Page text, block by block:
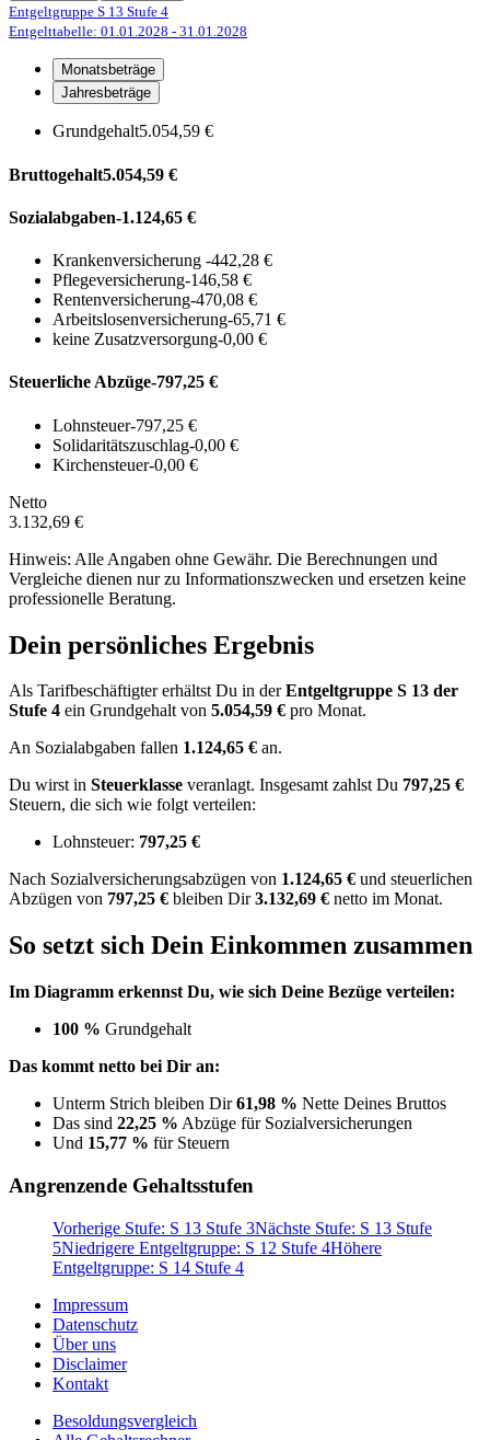
Entgeltgruppe S 13 Stufe 4
Entgelttabelle: 01.01.2028 - 31.01.2028
Monatsbeträge
Jahresbeträge
Grundgehalt5.054,59 €
Bruttogehalt5.054,59 €
Sozialabgaben-1.124,65 €
Krankenversicherung -442,28 €
Pflegeversicherung-146,58 €
Rentenversicherung-470,08 €
Arbeitslosenversicherung-65,71 €
keine Zusatzversorgung-0,00 €
Steuerliche Abzüge-797,25 €
Lohnsteuer-797,25 €
Solidaritätszuschlag-0,00 €
Kirchensteuer-0,00 €
Netto
3.132,69 €
Hinweis: Alle Angaben ohne Gewähr. Die Berechnungen und
Vergleiche dienen nur zu Informationszwecken und ersetzen keine
professionelle Beratung.
Dein persönliches Ergebnis
Als Tarifbeschäftigter erhältst Du in derEntgeltgruppe S 13 der
Stufe 4 ein Grundgehalt von 5.054,59 € pro Monat.
An Sozialabgaben fallen 1.124,65 € an.
Du wirst in Steuerklasse veranlagt. Insgesamt zahlst Du 797,25 €
Steuern, die sich wie folgt verteilen:
Lohnsteuer: 797,25 €
Nach Sozialversicherungsabzügen von 1.124,65 € und steuerlichen
Abzügen von 797,25 € bleiben Dir3.132,69 € netto im Monat.
So setzt sich Dein Einkommen zusammen
Im Diagramm erkennst Du, wie sich Deine Bezüge verteilen:
100 % Grundgehalt
Das kommt netto bei Dir an:
Unterm Strich bleiben Dir61,98 % Nette Deines Bruttos
Das sind 22,25 % Abzüge für Sozialversicherungen
Und 15,77 % für Steuern
Angrenzende Gehaltsstufen
Vorherige Stufe: S 13 Stufe 3Nächste Stufe: S 13 Stufe
5Niedrigere Entgeltgruppe: S 12 Stufe 4Höhere
Entgeltgruppe: S 14 Stufe 4
Impressum
Datenschutz
Über uns
Disclaimer
Kontakt
Besoldungsvergleich